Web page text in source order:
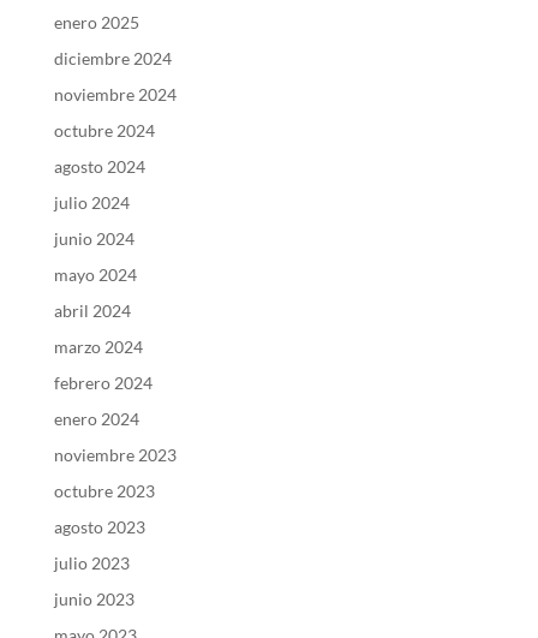
enero 2025
diciembre 2024
noviembre 2024
octubre 2024
agosto 2024
julio 2024
junio 2024
mayo 2024
abril 2024
marzo 2024
febrero 2024
enero 2024
noviembre 2023
octubre 2023
agosto 2023
julio 2023
junio 2023